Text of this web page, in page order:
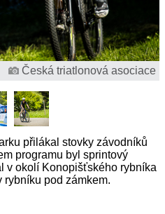
Česká triatlonová asociace
přilákal stovky závodníků
programu byl sprintový
v okolí Konopišťského rybníka
pod zámkem.